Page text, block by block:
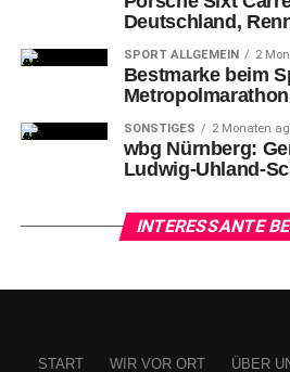
Greg Meireles
brachte die Ice
Deutschland,
SPORT ALLGEMEIN 2
Bestmarke beim
Metropolmarathon
SONSTIGES 2 Monaten
wbg Nürnberg:
Ludwig-Uhland-
INTERESSANTE
START WIR VOR ORT ÜBER